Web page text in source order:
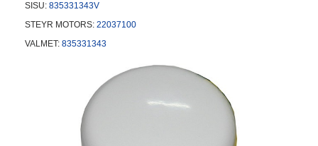
SISU: 835331343V
STEYR MOTORS: 22037100
VALMET: 835331343